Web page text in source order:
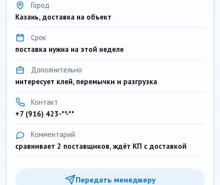
Город
Казань, доставка на объект
Срок
поставка нужна на этой неделе
Дополнительно
интересует клей, перемычки и разгрузка
Контакт
+7 (916) 423-**-**
Комментарий
сравнивает 2 поставщиков, ждёт КП с доставкой
Передать менеджеру